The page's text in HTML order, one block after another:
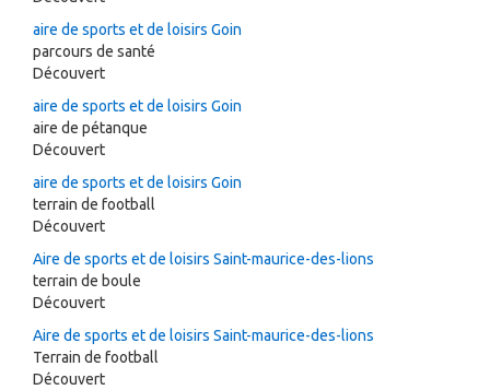
aire de sports et de loisirs Goin
parcours de santé
Découvert
aire de sports et de loisirs Goin
aire de pétanque
Découvert
aire de sports et de loisirs Goin
terrain de football
Découvert
Aire de sports et de loisirs Saint-maurice-des-lions
terrain de boule
Découvert
Aire de sports et de loisirs Saint-maurice-des-lions
Terrain de football
Découvert